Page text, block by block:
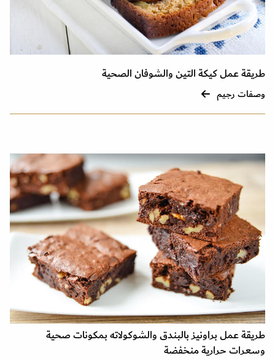
طريقة عمل كيكة التين والشوفان الصحية
وصفات رجيم
طريقة عمل براونيز بالبندق والشوكولاته بمكونات صحية
وسعرات حرارية منخفضة